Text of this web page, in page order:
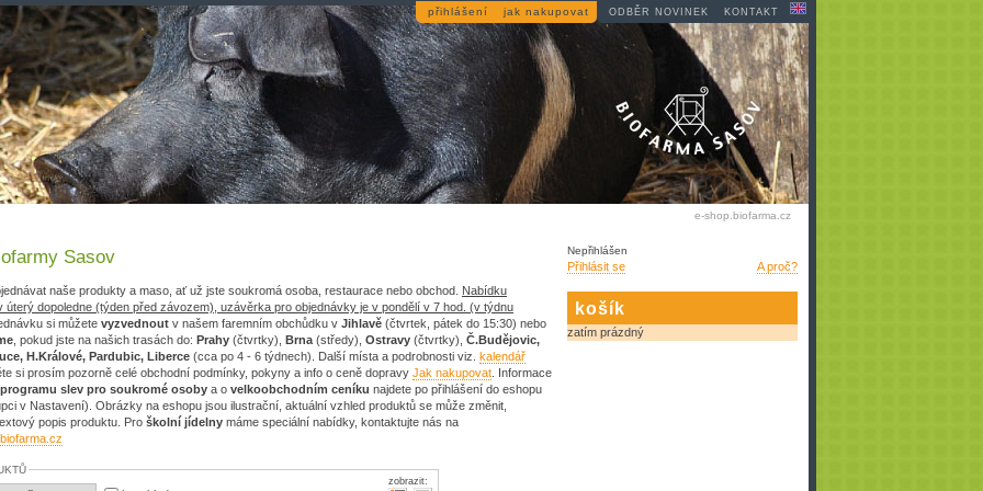
KONTAKT
ODBĚR NOVINEK
jak nakupovat
přihlášení
e-shop.biofarma.cz
Nepřihlášen
A proč?
Přihlásit se
košík
zatím prázdný
Sasov
naše produkty a maso, ať už jste soukromá osoba, restaurace nebo obchod. Nabídku
úterý dopoledne (týden před závozem), uzávěrka pro objednávky je v pondělí v 7 hod. (v týdnu
si můžete vyzvednout v našem faremním obchůdku v Jihlavě (čtvrtek, pátek do 15:30) nebo
, pokud jste na našich trasách do: Prahy (čtvrtky), Brna (středy), Ostravy (čtvrtky), Č.Budějovic,
H.Králové, Pardubic, Liberce (cca po 4 - 6 týdnech). Další místa a podrobnosti viz. kalendář
si prosím pozorně celé obchodní podmínky, pokyny a info o ceně dopravy Jak nakupovat . Informace
slev pro soukromé osoby a o velkoobchodním ceníku najdete po přihlášení do eshopu
v Nastavení). Obrázky na eshopu jsou ilustrační, aktuální vzhled produktů se může změnit,
popis produktu. Pro školní jídelny máme speciální nabídky, kontaktujte nás na
zobrazit: